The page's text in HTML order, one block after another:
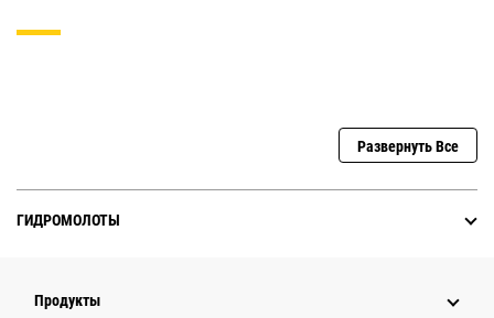
Развернуть Все
ГИДРОМОЛОТЫ
Продукты